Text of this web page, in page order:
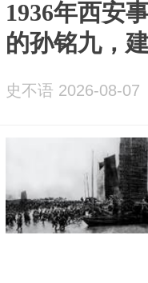
1936年西安
的孙铭九，
史不语 2026-08-07